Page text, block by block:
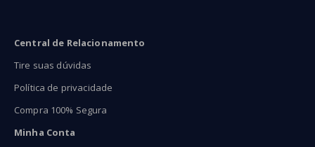
Central de Relacionamento
Tire suas dúvidas
Política de privacidade
Compra 100% Segura
Minha Conta